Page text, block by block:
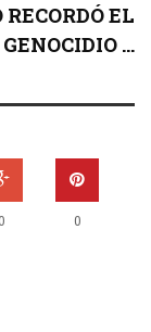
EL
GENOCIDIO ...
0 0